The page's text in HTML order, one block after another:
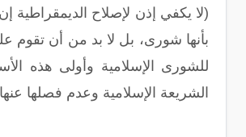
(لا يكفي إذن لإصلاح الديمقراطية
بأنها شورى، بل لا بد من أن تقوم
للشورى الإسلامية وأولى هذه
الشريعة الإسلامية وعدم فصلها